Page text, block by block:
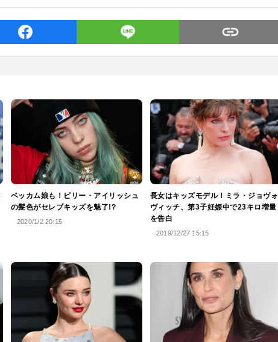
ベッカム娘も！ビリー・アイリッシュ
の髪色がセレブキッズを魅了!?
2020/1/2 20:15
長女はキッズモデル！ミラ・ジョヴォ
ヴィッチ、第3子妊娠中で23キロ増量
を告白
2019/12/27 15:15